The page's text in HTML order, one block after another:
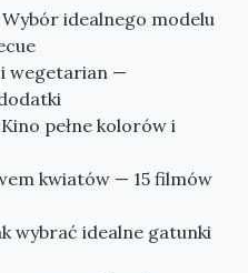
idealnego modelu
wegetarian —
pełne kolorów i
kwiatów — 15 filmów
wybrać idealne gatunki